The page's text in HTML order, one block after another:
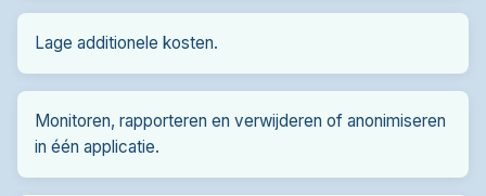
Lage additionele kosten.
Monitoren, rapporteren en verwijderen of anonimiseren
in één applicatie.